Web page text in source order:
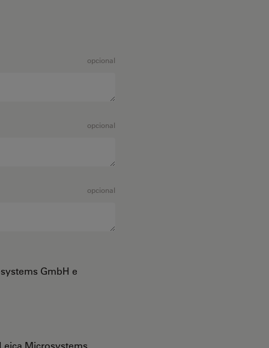
opcional
opcional
opcional
GmbH e
Microsystems